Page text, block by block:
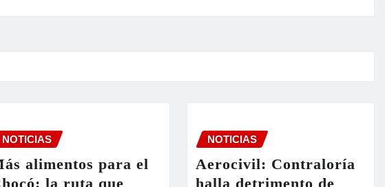
NOTICIAS
alimentos para el
la ruta que
NOTICIAS
Aerocivil: Contraloría
halla detrimento de